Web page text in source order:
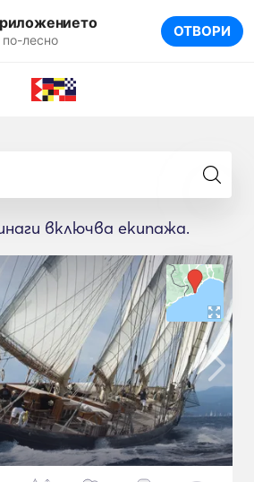
по-лесно ОТВОРИ
включва екипажа.